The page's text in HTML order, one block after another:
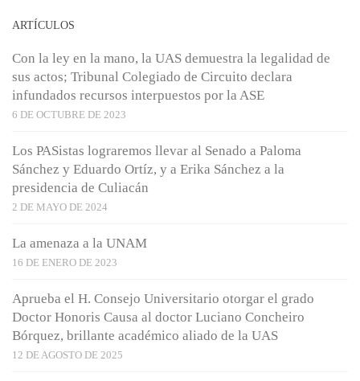
ARTÍCULOS
Con la ley en la mano, la UAS demuestra la legalidad de
sus actos; Tribunal Colegiado de Circuito declara
infundados recursos interpuestos por la ASE
6 DE OCTUBRE DE 2023
Los PASistas lograremos llevar al Senado a Paloma
Sánchez y Eduardo Ortíz, y a Erika Sánchez a la
presidencia de Culiacán
2 DE MAYO DE 2024
La amenaza a la UNAM
16 DE ENERO DE 2023
Aprueba el H. Consejo Universitario otorgar el grado
Doctor Honoris Causa al doctor Luciano Concheiro
Bórquez, brillante académico aliado de la UAS
12 DE AGOSTO DE 2025